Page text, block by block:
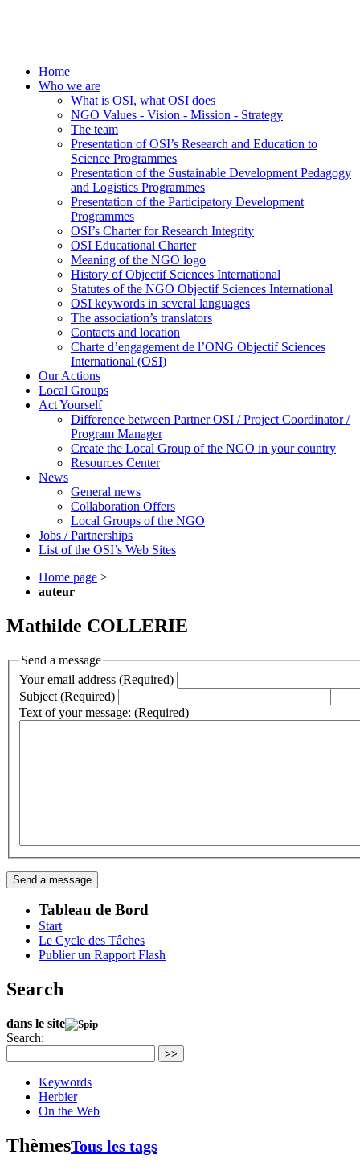
Home
Who we are
What is OSI, what OSI does
NGO Values - Vision - Mission - Strategy
The team
Presentation of OSI’s Research and Education to
Science Programmes
Presentation of the Sustainable Development Pedagogy
and Logistics Programmes
Presentation of the Participatory Development
Programmes
OSI’s Charter for Research Integrity
OSI Educational Charter
Meaning of the NGO logo
History of Objectif Sciences International
Statutes of the NGO Objectif Sciences International
OSI keywords in several languages
The association’s translators
Contacts and location
Charte d’engagement de l’ONG Objectif Sciences
International (OSI)
Our Actions
Local Groups
Act Yourself
Difference between Partner OSI / Project Coordinator /
Program Manager
Create the Local Group of the NGO in your country
Resources Center
News
General news
Collaboration Offers
Local Groups of the NGO
Jobs / Partnerships
List of the OSI’s Web Sites
Home page >
auteur
Mathilde COLLERIE
Send a message
Your email address (Required)
Subject (Required)
Text of your message: (Required)
Tableau de Bord
Start
Le Cycle des Tâches
Publier un Rapport Flash
Search
dans le site
Search:
>>
Keywords
Herbier
On the Web
ThèmesTous les tags